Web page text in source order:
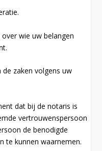
wie uw belangen
zaken volgens uw
dat bij de notaris is
vertrouwenspersoon
de benodigde
te kunnen waarnemen.